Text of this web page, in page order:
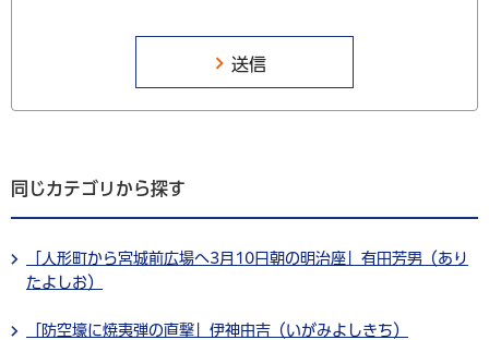
同じカテゴリから探す
「人形町から宮城前広場へ3月10日朝の明治座」有田芳男（あり
たよしお）
「防空壕に焼夷弾の直撃」伊神由吉（いがみよしきち）